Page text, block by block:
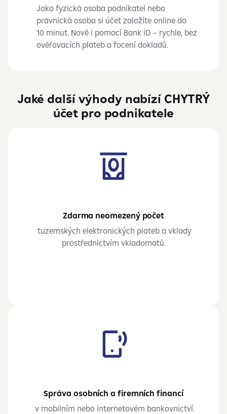
Jako fyzická osoba podnikatel nebo
právnická osoba si účet založíte online do
10 minut. Nově i pomocí Bank iD – rychle, bez
ověřovacích plateb a focení dokladů.
Jaké další výhody nabízí CHYTRÝ
účet pro podnikatele
Zdarma neomezený počet
tuzemských elektronických plateb a vklady
prostřednictvím vkladomatů.
Správa osobních a firemních financí
v mobilním nebo internetovém bankovnictví.